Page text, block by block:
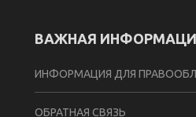
ВАЖНАЯ
ИНФОРМАЦИЯ ДЛЯ
ОБРАТНАЯ СВЯЗЬ